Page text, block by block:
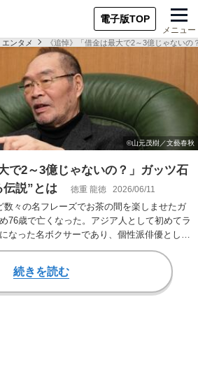
電子版TOP
メニュー
エンタメ 《追悼》「借金は最大で2～3億じゃない
で2～3億じゃないの？」ガッツ石
伝説”とは
徳重 龍徳 2026/06/11
数々の名フレーズでお茶の間を楽しませたガ
76歳で亡くなった。アジア人として初めてラ
なった名ボクサーであり、個性派俳優として
続きを読む